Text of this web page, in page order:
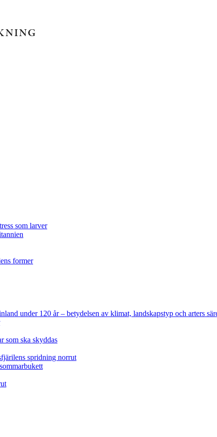
som larver
former
under 120 år– betydelsen av klimat, landskapstyp och arters
som ska skyddas
spridning norrut